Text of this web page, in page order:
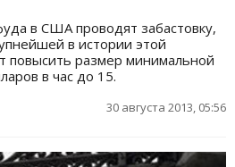
в США проводят забастовку,
в истории этой
повысить размер минимальной
в час до 15.
30 августа 2013, 05:56